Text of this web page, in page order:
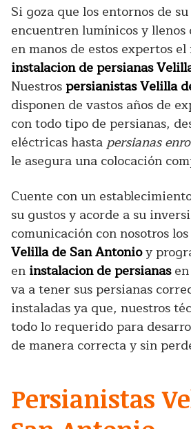
Si goza que los entornos de
encuentren lumínicos y llenos
en manos de estos expertos
instalacion de persianas
Nuestrospersianistas Velilla
disponen de vastos años de
con todo tipo de persianas,
eléctricas hasta persianas
le asegura una colocación
Cuente con un
su gustos y acorde a su
comunicación con nosotros los
Velilla de San Antonioy
en instalacion de persianasen
va a tener sus persianas
instaladas ya que, nuestros
todo lo requerido para
de manera correcta y sin
Persianistas